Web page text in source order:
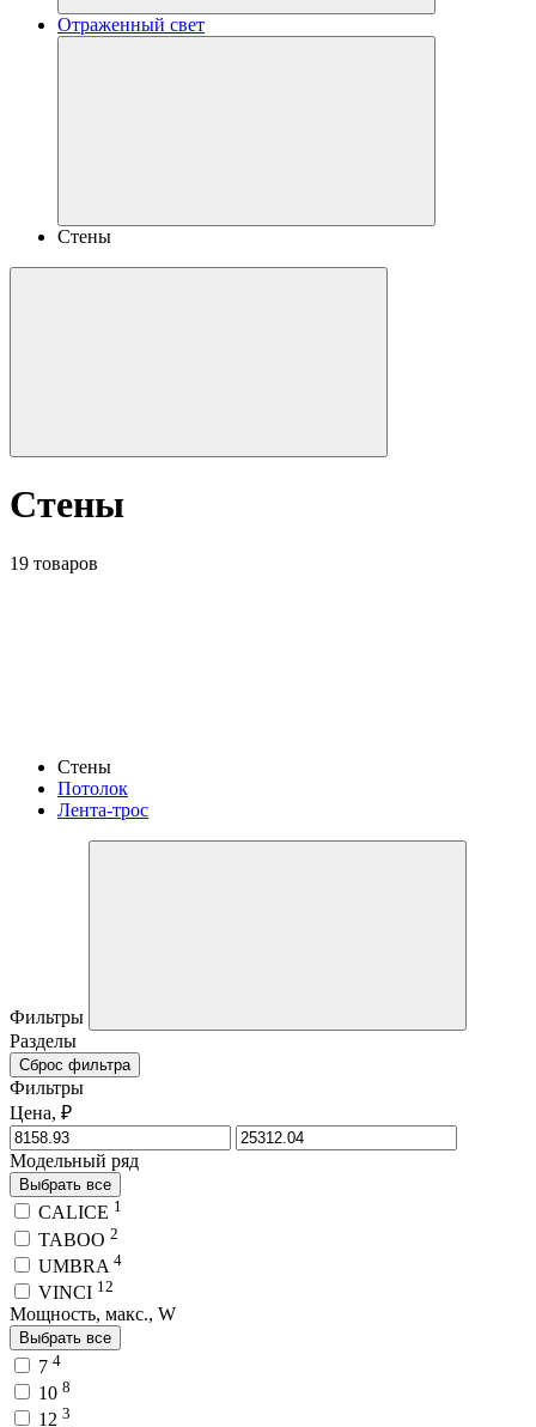
Отраженный свет
Стены
Стены
19 товаров
Стены
Потолок
Лента-трос
Фильтры
Разделы
Сброс фильтра
Фильтры
Цена, ₽
Модельный ряд
Выбрать все
CALICE 1
TABOO 2
UMBRA 4
VINCI 12
Мощность, макс., W
Выбрать все
7 4
10 8
12 3